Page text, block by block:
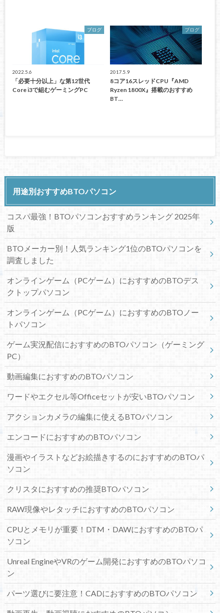
ブログ
2022.5.6
「必要十分以上」な第12世代
Core i3で組むゲーミングPC
ブログ
2017.5.9
8コア16スレッドCPU『AMD
Ryzen 1800X』搭載のおすすめ
BT…
用途別おすすめBTOパソコン
コスパ最強！BTOパソコンおすすめランキング 2025年
版
BTOメーカー別！人気ランキング1位のBTOパソコンを
調査しました
オンラインゲーム（PCゲーム）におすすめのBTOデス
クトップパソコン
オンラインゲーム（PCゲーム）におすすめのBTOノー
トパソコン
ゲーム実況配信におすすめのBTOパソコン（ゲーミング
PC）
動画編集におすすめのBTOパソコン
ワードやエクセル等Officeセットが安いBTOパソコン
アクションカメラの編集に使えるBTOパソコン
エンコードにおすすめのBTOパソコン
漫画やイラストなどお絵描きするのにおすすめのBTOパ
ソコン
クリスタにおすすめの推奨BTOパソコン
RAW現像やレタッチにおすすめのBTOパソコン
CPUとメモリが重要！DTM・DAWにおすすめのBTOパ
ソコン
Unreal EngineやVRのゲーム開発におすすめのBTOパソコ
ン
パーツ選びに要注意！CADにおすすめのBTOパソコン